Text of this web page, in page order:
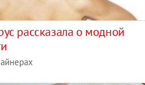
рассказала о модной